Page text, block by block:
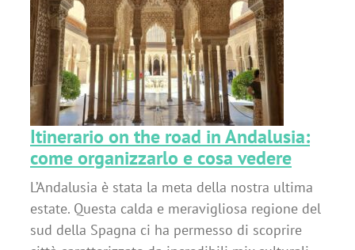
Itinerario on the road in Andalusia:
come organizzarlo e cosa vedere
L’Andalusia è stata la meta della nostra ultima
estate. Questa calda e meravigliosa regione del
sud della Spagna ci ha permesso di scoprire